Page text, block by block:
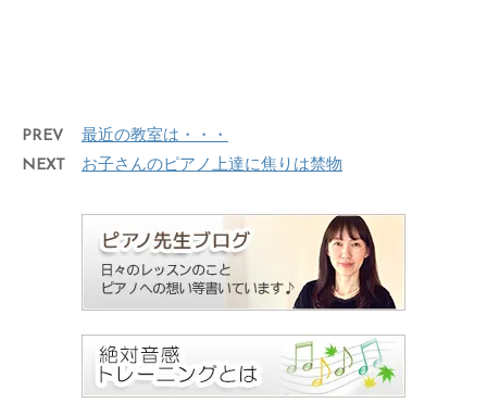
PREV
最近の教室は・・・
NEXT
お子さんのピアノ上達に焦りは禁物